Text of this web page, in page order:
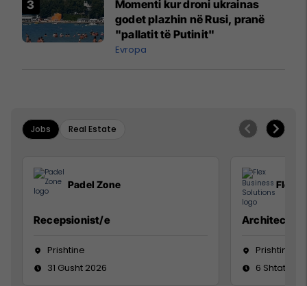
Momenti kur droni ukrainas
godet plazhin në Rusi, pranë
"pallatit të Putinit"
Evropa
Jobs Real Estate
Padel Zone
Recepsionist/e
Prishtine
31 Gusht 2026
Flex
Architect
Prishtinë
6 Shtator